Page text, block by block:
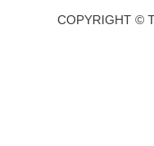
COPYRIGHT ©